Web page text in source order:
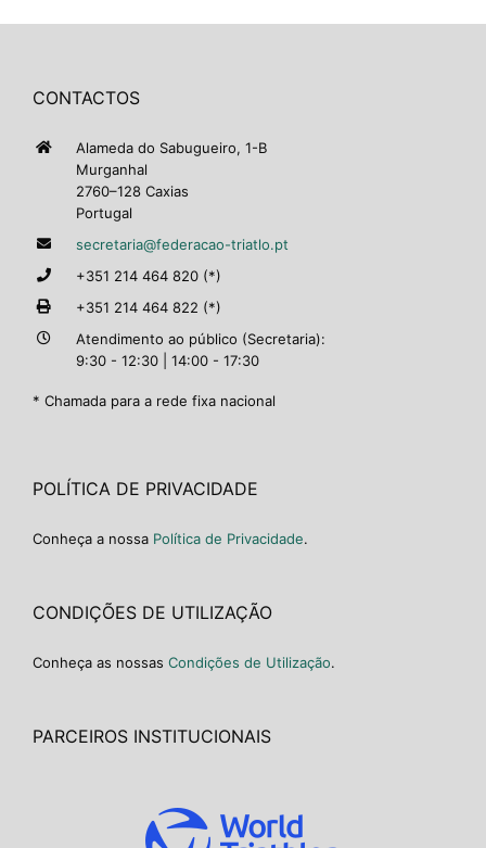
CONTACTOS
Alameda do Sabugueiro, 1-B
Murganhal
2760–128 Caxias
Portugal
secretaria@federacao-triatlo.pt
+351 214 464 820 (*)
+351 214 464 822 (*)
Atendimento ao público (Secretaria):
9:30 - 12:30 | 14:00 - 17:30
* Chamada para a rede fixa nacional
POLÍTICA DE PRIVACIDADE
Conheça a nossa Política de Privacidade.
CONDIÇÕES DE UTILIZAÇÃO
Conheça as nossas Condições de Utilização.
PARCEIROS INSTITUCIONAIS